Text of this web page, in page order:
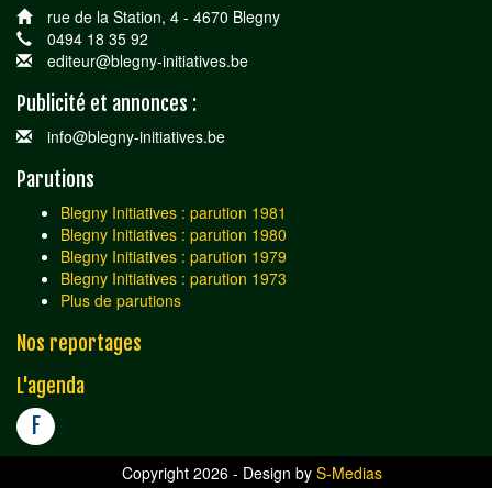
rue de la Station, 4 - 4670 Blegny
0494 18 35 92
editeur@blegny-initiatives.be
Publicité et annonces :
info@blegny-initiatives.be
Parutions
Blegny Initiatives : parution 1981
Blegny Initiatives : parution 1980
Blegny Initiatives : parution 1979
Blegny Initiatives : parution 1973
Plus de parutions
Nos reportages
L'agenda
F
Copyright 2026 - Design by S-Medias